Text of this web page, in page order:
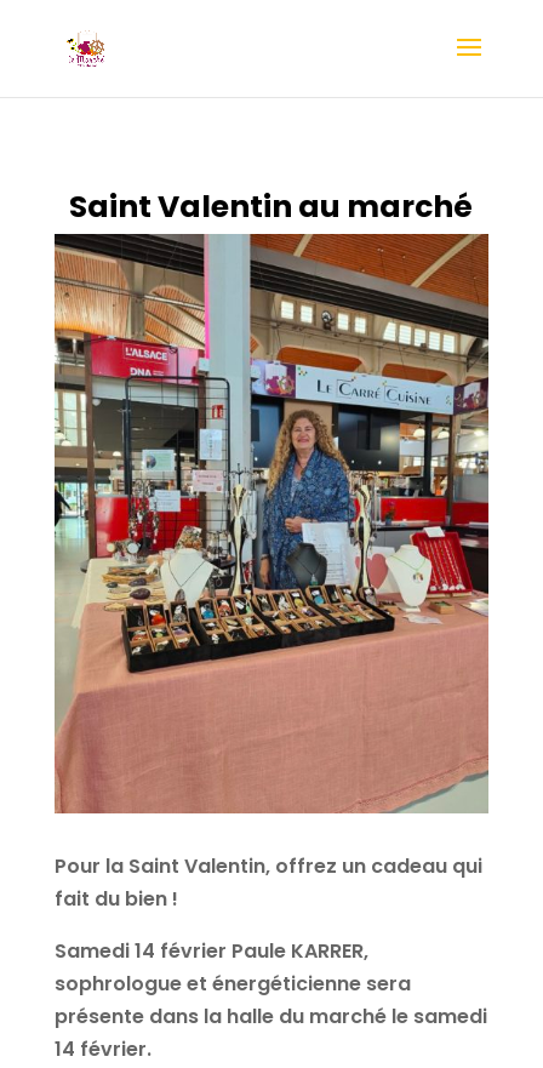
Saint Valentin au marché
Pour la Saint Valentin, offrez un cadeau qui
fait du bien !
Samedi 14 février Paule KARRER,
sophrologue et énergéticienne sera
présente dans la halle du marché le samedi
14 février.